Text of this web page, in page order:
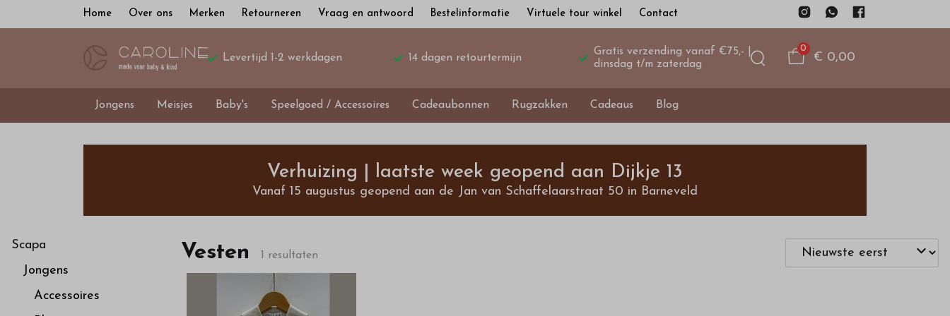
Home Over ons Merken Retourneren Vraag en antwoord Bestelinformatie Virtuele tour winkel Contact
Levertijd 1-2 werkdagen 14 dagen retourtermijn
Gratis verzending vanaf €75,- |
dinsdag t/m zaterdag
0
€ 0,00
Jongens Meisjes Baby's Speelgoed / Accessoires Cadeaubonnen Rugzakken Cadeaus Blog
Vesten
Bestel
kinderkleding
van
Verhuizing | laatste week geopend aan Dijkje 13
Vanaf 15 augustus geopend aan de Jan van Schaffelaarstraat 50 in Barneveld
Scapa
Jongens
Accessoires
Vesten 1 resultaten